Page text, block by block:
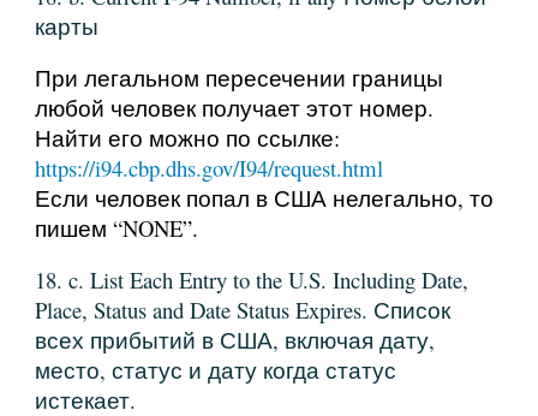
карты
При легальном пересечении границы
любой человек получает этот номер.
Найти его можно по ссылке:
https://i94.cbp.dhs.gov/I94/request.html
Если человек попал в США нелегально, то
пишем “NONE”.
18. c. List Each Entry to the U.S. Including Date,
Place, Status and Date Status Expires. Список
всех прибытий в США, включая дату,
место, статус и дату когда статус
истекает.